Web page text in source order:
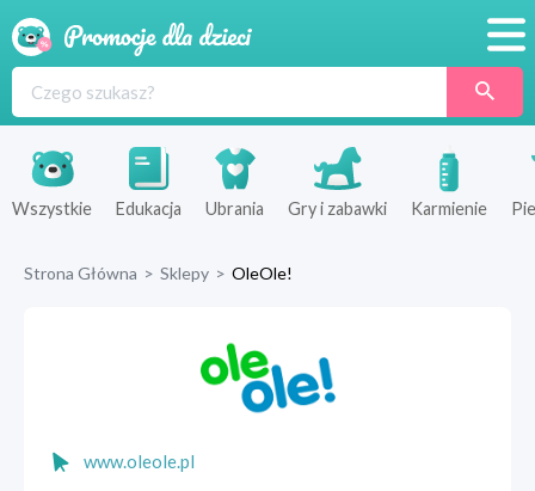
Produkty
Sklepy
Wszystkie Edukacja Ubrania Gry i zabawki Karmienie
Strona Główna > Sklepy > OleOle!
www.oleole.pl